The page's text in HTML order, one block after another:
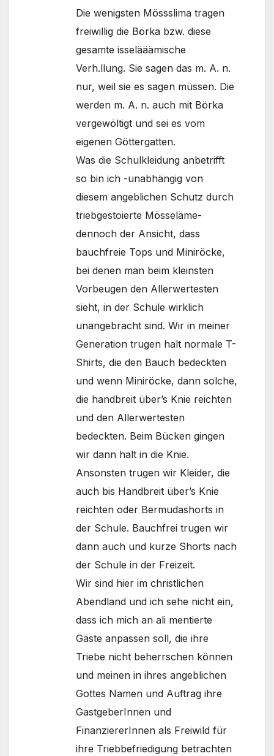
Die wenigsten Mössslima tragen
freiwillig die Börka bzw. diese
gesamte isselääämische
Verh.llung. Sie sagen das m. A. n.
nur, weil sie es sagen müssen. Die
werden m. A. n. auch mit Börka
vergewöltigt und sei es vom
eigenen Göttergatten.
Was die Schulkleidung anbetrifft
so bin ich -unabhängig von
diesem angeblichen Schutz durch
triebgestoierte Mösseläme-
dennoch der Ansicht, dass
bauchfreie Tops und Miniröcke,
bei denen man beim kleinsten
Vorbeugen den Allerwertesten
sieht, in der Schule wirklich
unangebracht sind. Wir in meiner
Generation trugen halt normale T-
Shirts, die den Bauch bedeckten
und wenn Miniröcke, dann solche,
die handbreit über’s Knie reichten
und den Allerwertesten
bedeckten. Beim Bücken gingen
wir dann halt in die Knie.
Ansonsten trugen wir Kleider, die
auch bis Handbreit über’s Knie
reichten oder Bermudashorts in
der Schule. Bauchfrei trugen wir
dann auch und kurze Shorts nach
der Schule in der Freizeit.
Wir sind hier im christlichen
Abendland und ich sehe nicht ein,
dass ich mich an ali mentierte
Gäste anpassen soll, die ihre
Triebe nicht beherrschen können
und meinen in ihres angeblichen
Gottes Namen und Auftrag ihre
GastgeberInnen und
FinanziererInnen als Freiwild für
ihre Triebbefriedigung betrachten